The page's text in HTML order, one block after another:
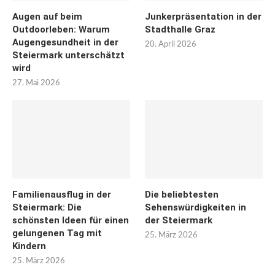
Augen auf beim
Outdoorleben: Warum
Augengesundheit in der
Steiermark unterschätzt
wird
27. Mai 2026
Junkerpräsentation in der
Stadthalle Graz
20. April 2026
Familienausflug in der
Steiermark: Die
schönsten Ideen für einen
gelungenen Tag mit
Kindern
25. März 2026
Die beliebtesten
Sehenswürdigkeiten in
der Steiermark
25. März 2026